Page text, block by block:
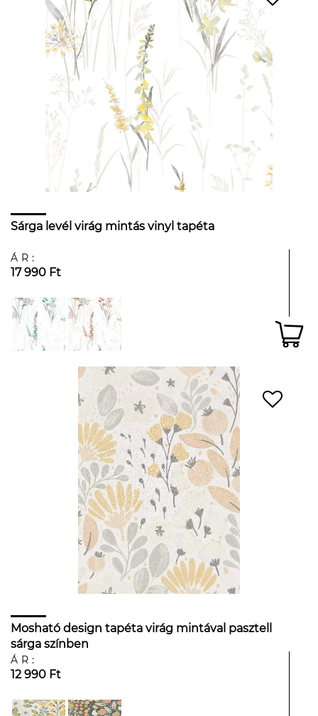
Sárga levél virág mintás vinyl tapéta
ÁR:
17 990 Ft
Mosható design tapéta virág mintával pasztell
sárga színben
ÁR:
12 990 Ft